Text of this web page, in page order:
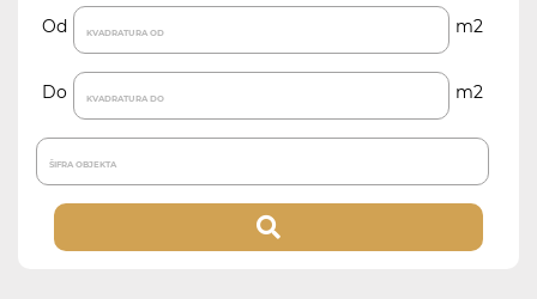
Od m2
Do m2